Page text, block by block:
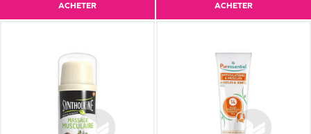
ACHETER ACHETER